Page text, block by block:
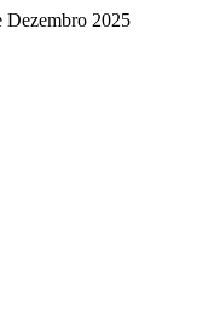
Dezembro 2025